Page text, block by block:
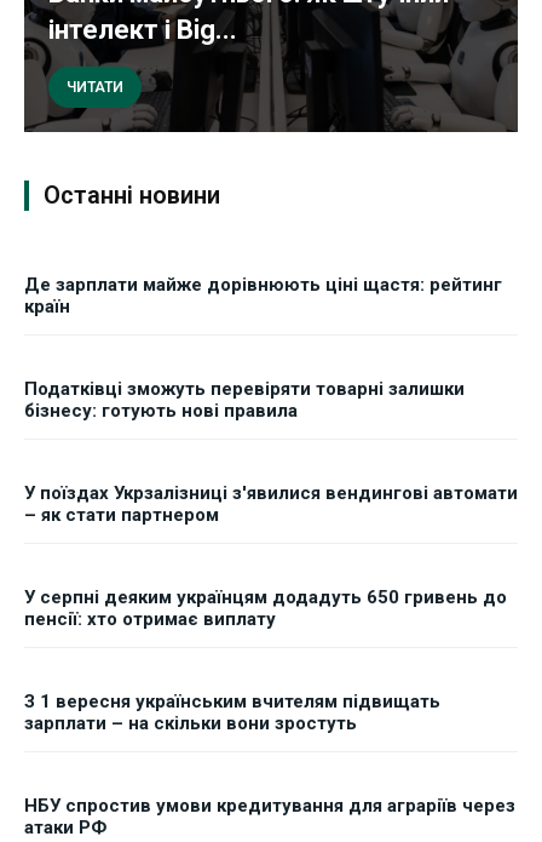
інтелект і Big...
ЧИТАТИ
Останні новини
Де зарплати майже дорівнюють ціні щастя: рейтинг
країн
Податківці зможуть перевіряти товарні залишки
бізнесу: готують нові правила
У поїздах Укрзалізниці з'явилися вендингові автомати
– як стати партнером
У серпні деяким українцям додадуть 650 гривень до
пенсії: хто отримає виплату
З 1 вересня українським вчителям підвищать
зарплати – на скільки вони зростуть
НБУ спростив умови кредитування для аграріїв через
атаки РФ